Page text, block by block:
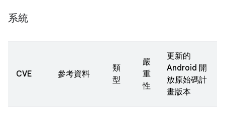
系統
CVE 參考資料
類
型
嚴
重
性
更新的
Android 開
放原始碼計
畫版本